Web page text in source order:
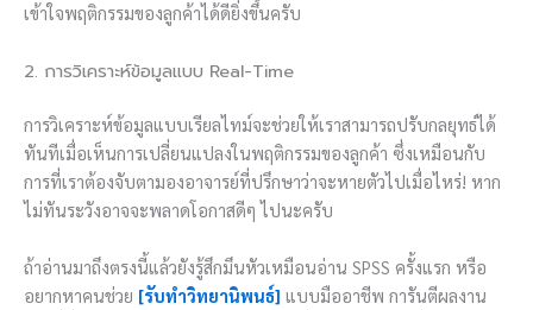
เข้าใจพฤติกรรมของลูกค้าได้ดียิ่งขึ้นครับ
2. การวิเคราะห์ข้อมูลแบบ Real-Time
การวิเคราะห์ข้อมูลแบบเรียลไทม์จะช่วยให้เราสามารถปรับกลยุทธ์ได้
ทันทีเมื่อเห็นการเปลี่ยนแปลงในพฤติกรรมของลูกค้า ซึ่งเหมือนกับ
การที่เราต้องจับตามองอาจารย์ที่ปรึกษาว่าจะหายตัวไปเมื่อไหร่! หาก
ไม่ทันระวังอาจจะพลาดโอกาสดีๆ ไปนะครับ
ถ้าอ่านมาถึงตรงนี้แล้วยังรู้สึกมึนหัวเหมือนอ่าน SPSS ครั้งแรก หรือ
อยากหาคนช่วย [รับทำวิทยานิพนธ์] แบบมืออาชีพ การันตีผลงาน